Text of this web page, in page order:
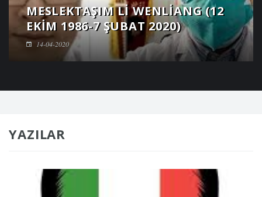
MESLEKTAŞIM LI WENLIANG (12
EKIM 1986-7 ŞUBAT 2020)
14-04-2020
YAZILAR